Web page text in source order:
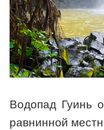
Водопад Гуинь
равнинной